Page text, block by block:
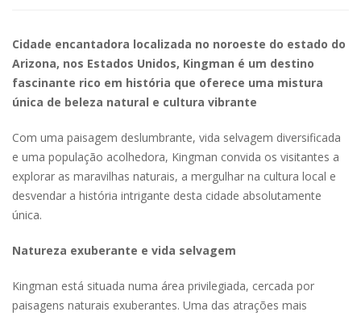
Cidade encantadora localizada no noroeste do estado do
Arizona, nos Estados Unidos, Kingman é um destino
fascinante rico em história que oferece uma mistura
única de beleza natural e cultura vibrante
Com uma paisagem deslumbrante, vida selvagem diversificada
e uma população acolhedora, Kingman convida os visitantes a
explorar as maravilhas naturais, a mergulhar na cultura local e
desvendar a história intrigante desta cidade absolutamente
única.
Natureza exuberante e vida selvagem
Kingman está situada numa área privilegiada, cercada por
paisagens naturais exuberantes. Uma das atrações mais